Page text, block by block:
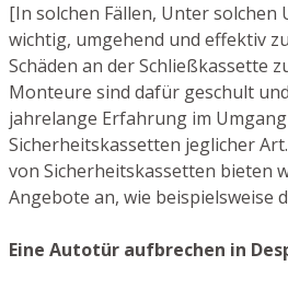
[In solchen Fällen, Unter solchen
wichtig, umgehend und effektiv
Schäden an der Schließkassette
Monteure sind dafür geschult
jahrelange Erfahrung im
Sicherheitskassetten jeglicher
von Sicherheitskassetten bieten
Angebote an, wie beispielsweise
Eine Autotür aufbrechen in